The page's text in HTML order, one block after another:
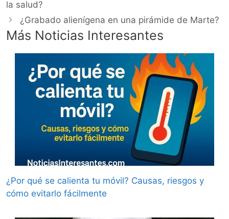
la salud?
¿Grabado alienígena en una pirámide de Marte?
Más Noticias Interesantes
¿Por qué se calienta tu móvil? Causas, riesgos y
cómo evitarlo fácilmente